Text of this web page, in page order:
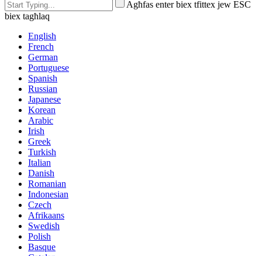
Agħfas enter biex tfittex jew ESC
biex tagħlaq
English
French
German
Portuguese
Spanish
Russian
Japanese
Korean
Arabic
Irish
Greek
Turkish
Italian
Danish
Romanian
Indonesian
Czech
Afrikaans
Swedish
Polish
Basque